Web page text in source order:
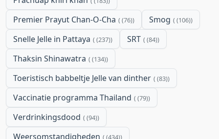
Premier Prayut Chan-O-Cha (76) Smog (106)
Snelle Jelle in Pattaya (237) SRT (84)
Thaksin Shinawatra (134)
Toeristisch babbeltje Jelle van dinther (83)
Vaccinatie programma Thailand (79)
Verdrinkingsdood (94)
Weersomstandigheden (434)